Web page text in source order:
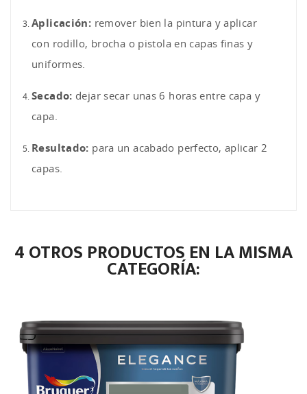
Aplicación: remover bien la pintura y aplicar
con rodillo, brocha o pistola en capas finas y
uniformes.
Secado: dejar secar unas 6 horas entre capa y
capa.
Resultado: para un acabado perfecto, aplicar 2
capas.
4 OTROS PRODUCTOS EN LA MISMA
CATEGORÍA: